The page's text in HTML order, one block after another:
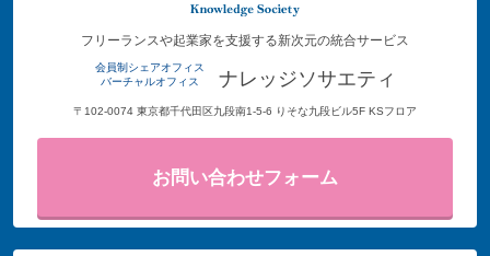
フリーランスや起業家を支援する新次元の統合サービス
会員制シェアオフィス
バーチャルオフィス
ナレッジソサエティ
〒102-0074 東京都千代田区九段南1-5-6 りそな九段ビル5F KSフロア
お問い合わせフォーム